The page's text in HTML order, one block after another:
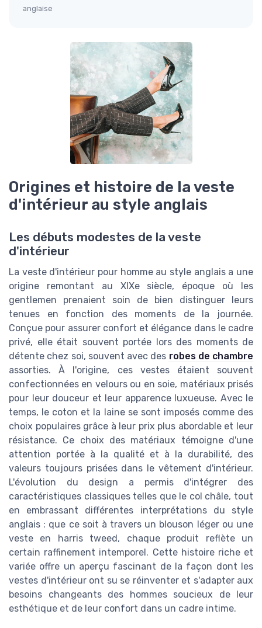
anglaise
Origines et histoire de la veste
d'intérieur au style anglais
Les débuts modestes de la veste
d'intérieur
La veste d'intérieur pour homme au style anglais a une
origine remontant au XIXe siècle, époque où les
gentlemen prenaient soin de bien distinguer leurs
tenues en fonction des moments de la journée.
Conçue pour assurer confort et élégance dans le cadre
privé, elle était souvent portée lors des moments de
détente chez soi, souvent avec des robes de chambre
assorties. À l'origine, ces vestes étaient souvent
confectionnées en velours ou en soie, matériaux prisés
pour leur douceur et leur apparence luxueuse. Avec le
temps, le coton et la laine se sont imposés comme des
choix populaires grâce à leur prix plus abordable et leur
résistance. Ce choix des matériaux témoigne d'une
attention portée à la qualité et à la durabilité, des
valeurs toujours prisées dans le vêtement d'intérieur.
L'évolution du design a permis d'intégrer des
caractéristiques classiques telles que le col châle, tout
en embrassant différentes interprétations du style
anglais : que ce soit à travers un blouson léger ou une
veste en harris tweed, chaque produit reflète un
certain raffinement intemporel. Cette histoire riche et
variée offre un aperçu fascinant de la façon dont les
vestes d'intérieur ont su se réinventer et s'adapter aux
besoins changeants des hommes soucieux de leur
esthétique et de leur confort dans un cadre intime.